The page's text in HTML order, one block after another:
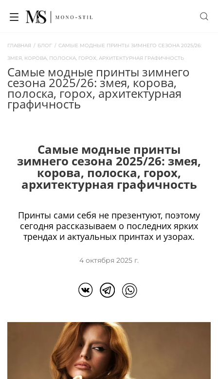
ГЛАВНАЯ / БЛОГ / САМЫЕ МОДНЫЕ ПРИНТЫ ЗИМНЕГО СЕЗОНА 2025/26:
ЗМЕЯ, КОРОВА, ПОЛОСКА, ГОРОХ, АРХИТЕКТУРНАЯ ГРАФИЧНОСТЬ
самые модные принты зимнего
сезона 2025/26: змея, корова,
полоска, горох, архитектурная
графичность
Самые модные принты
зимнего сезона 2025/26: змея,
корова, полоска, горох,
архитектурная графичность
Принты сами себя не презентуют, поэтому
сегодня рассказываем о последних ярких
трендах и актуальных принтах и узорах.
4 октября 2025 г.